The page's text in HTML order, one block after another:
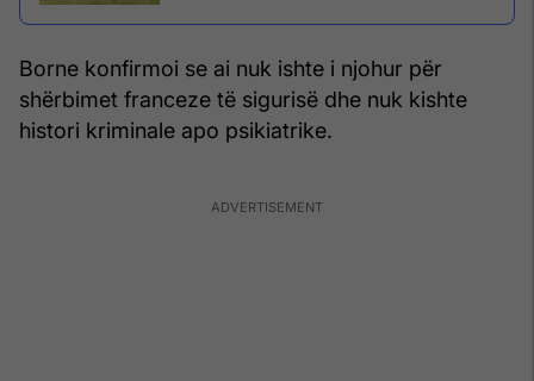
Borne konfirmoi se ai nuk ishte i njohur për
shërbimet franceze të sigurisë dhe nuk kishte
histori kriminale apo psikiatrike.